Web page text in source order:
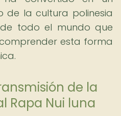
de la cultura polinesia
todo el mundo que
esta forma
de la
Rapa Nui luna